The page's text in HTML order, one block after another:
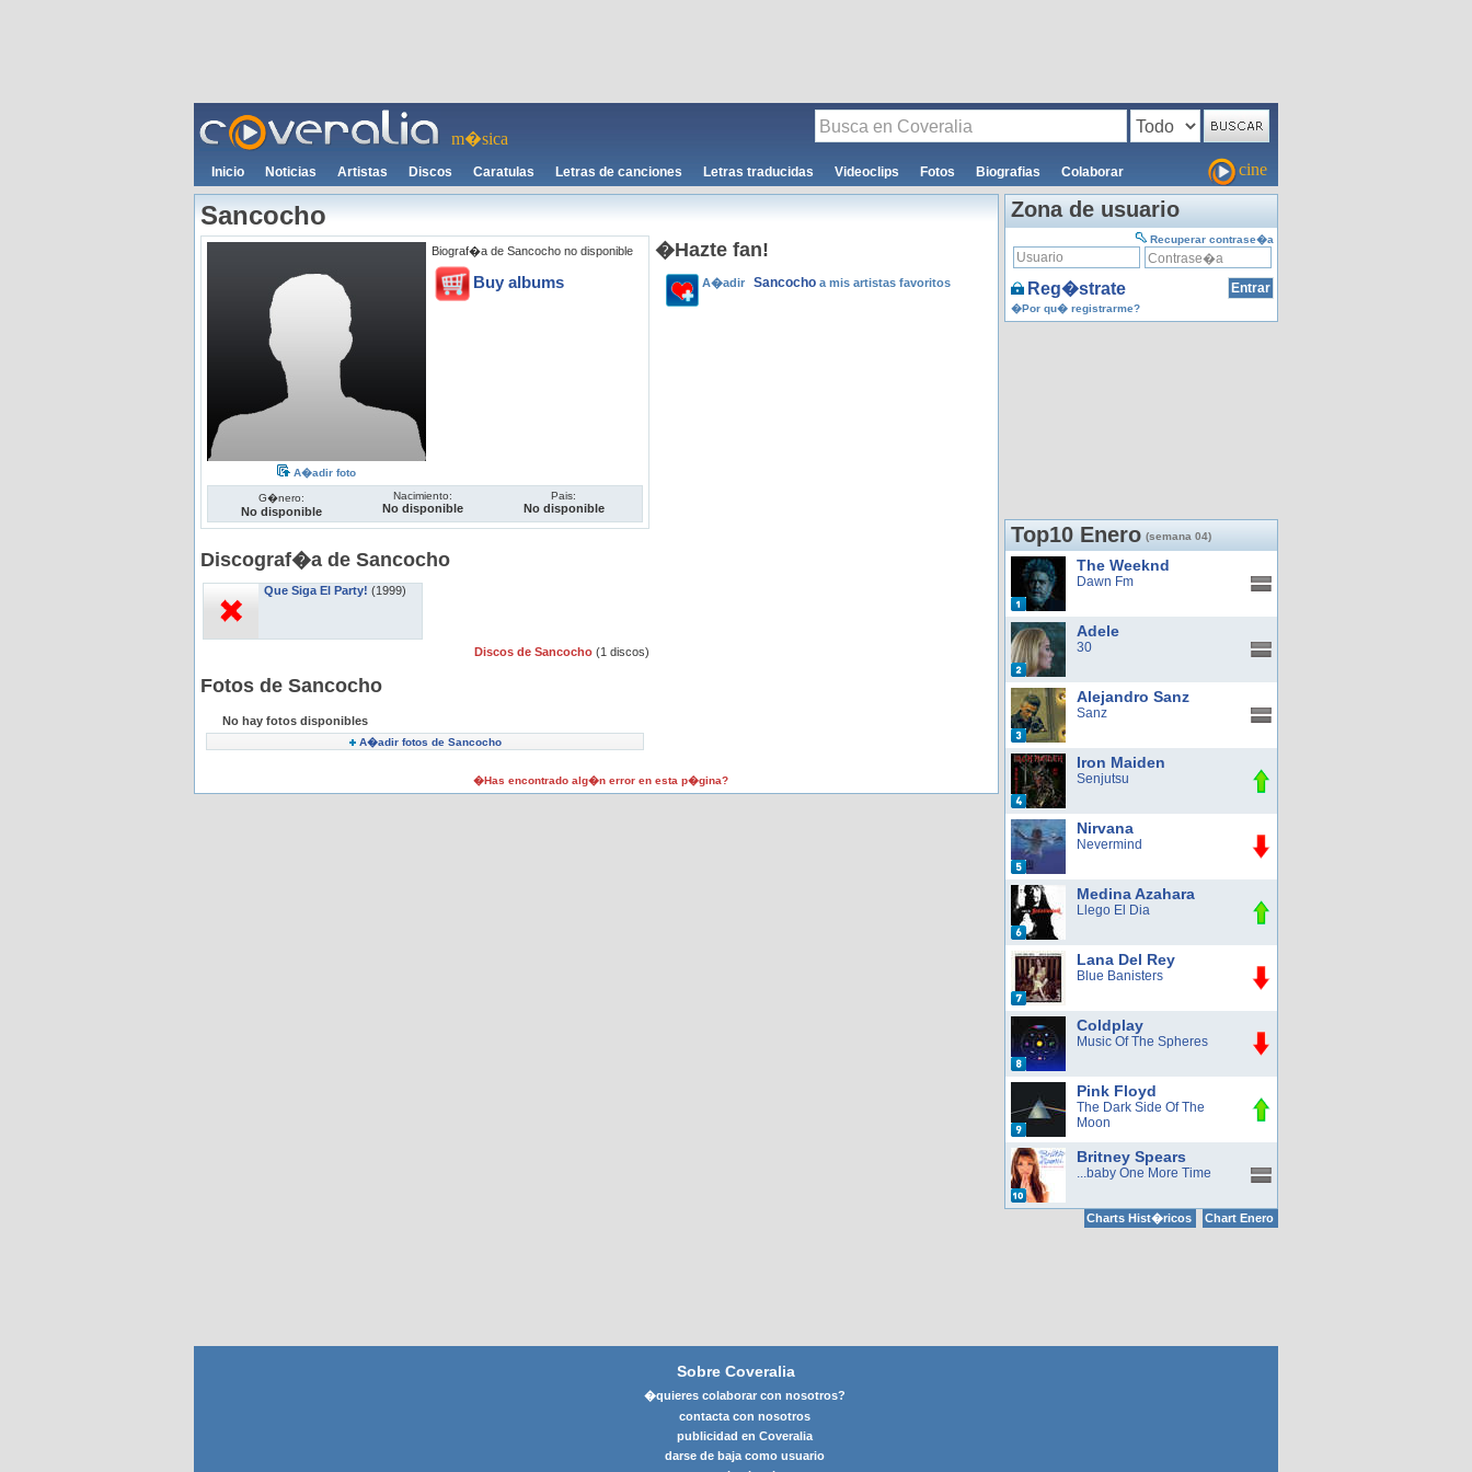
m�sica
Inicio Noticias Artistas Discos Caratulas Letras de canciones Letras traducidas Videoclips Fotos Biografias Colaborar cine
Sancocho
A�adir foto
Biograf�a de Sancocho no disponible
Buy albums
G�nero:
No disponible
Nacimiento:
No disponible
Pais:
No disponible
Discograf�a de Sancocho
Que Siga El Party! (1999)
Discos de Sancocho (1 discos)
Fotos de Sancocho
No hay fotos disponibles
A�adir fotos de Sancocho
�Hazte fan!
A�adir Sancocho a mis artistas favoritos
�Has encontrado alg�n error en esta p�gina?
Zona de usuario
Recuperar contrase�a
Reg�strate
�Por qu� registrarme?
Top10 Enero (semana 04)
The Weeknd
Dawn Fm
Adele
30
Alejandro Sanz
Sanz
Iron Maiden
Senjutsu
Nirvana
Nevermind
Medina Azahara
Llego El Dia
Lana Del Rey
Blue Banisters
Coldplay
Music Of The Spheres
Pink Floyd
The Dark Side Of The
Moon
Britney Spears
...baby One More Time
Charts Hist�ricos Chart Enero
Sobre Coveralia
�quieres colaborar con nosotros?
contacta con nosotros
publicidad en Coveralia
darse de baja como usuario